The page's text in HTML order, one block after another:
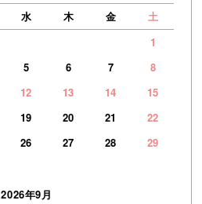
水 木 金
土
1
5 6 7
8
12 13 14
15
19 20 21
22
26 27 28
29
2026年9月